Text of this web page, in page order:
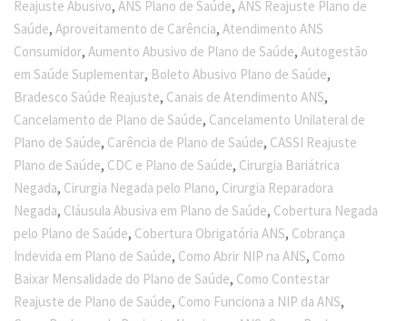
Reajuste Abusivo,ANS Plano de Saúde,ANS Reajuste Plano de
Saúde,Aproveitamento de Carência,Atendimento ANS
Consumidor,Aumento Abusivo de Plano de Saúde,Autogestão
em Saúde Suplementar, Boleto Abusivo Plano de Saúde,
Bradesco Saúde Reajuste, Canais de Atendimento ANS,
Cancelamento de Plano de Saúde, Cancelamento Unilateral de
Plano de Saúde, Carência de Plano de Saúde, CASSI Reajuste
Plano de Saúde, CDC e Plano de Saúde, Cirurgia Bariátrica
Negada, Cirurgia Negada pelo Plano, Cirurgia Reparadora
Negada, Cláusula Abusiva em Plano de Saúde, Cobertura Negada
pelo Plano de Saúde, Cobertura Obrigatória ANS, Cobrança
Indevida em Plano de Saúde, Como Abrir NIP na ANS, Como
Baixar Mensalidade do Plano de Saúde, Como Contestar
Reajuste de Plano de Saúde, Como Funciona a NIP da ANS,